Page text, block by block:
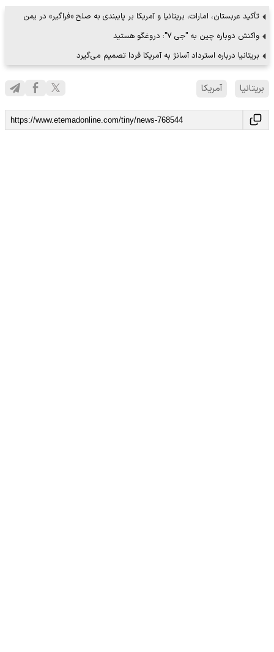
تأکید عربستان، امارات، بریتانیا و آمریکا بر پایبندی به صلح «فراگیر» در یمن
واکنش دوباره چین به "جی 7": دروغگو هستید
بریتانیا درباره استرداد آسانژ به آمریکا فردا تصمیم می‌گیرد
بریتانیا آمریکا